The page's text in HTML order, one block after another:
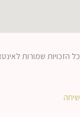
כל הזכויות שמורות
שיחה